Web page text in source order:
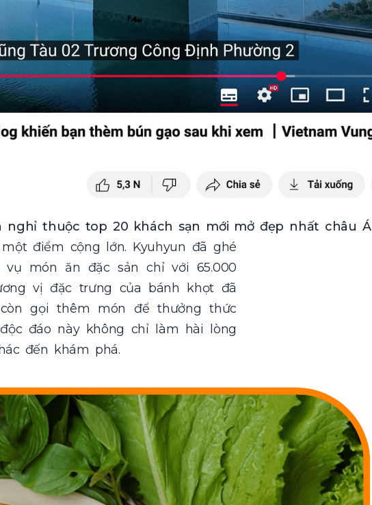
nghỉ thuộc top 20 khách sạn mới mở đẹp nhất châu Á
điểm cộng lớn. Kyuhyun đã ghé
món ăn đặc sản chỉ với 65.000
vị đặc trưng của bánh khọt đã
gọi thêm món để thưởng thức
đáo này không chỉ làm hài lòng
đến khám phá.